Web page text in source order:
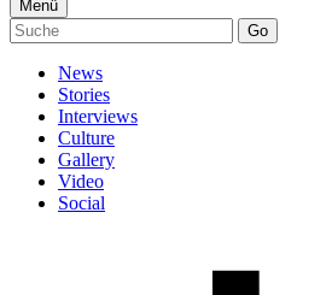
Menü
Go
News
Stories
Interviews
Culture
Gallery
Video
Social